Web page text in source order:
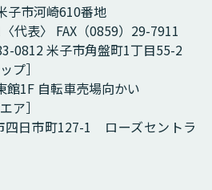
子市河崎610番地
代表〉 FAX（0859）29-7911
0812 米子市角盤町1丁目55-2
プ］
館1F 自転車売場向かい
ア］
日市町127-1 ローズセントラ